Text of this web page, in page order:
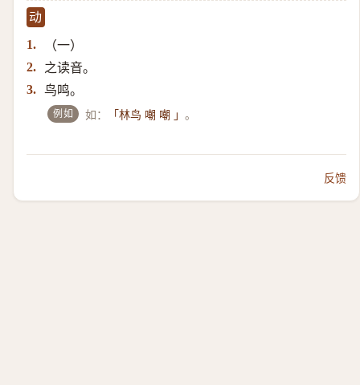
动
1.
（一）​
2. 之读音。
3. 鸟鸣。
例如 如： 「林鸟 嘲 嘲 」。
反馈